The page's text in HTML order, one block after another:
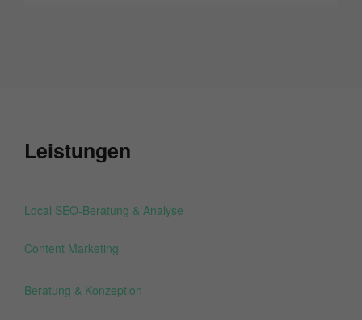
Leistungen
Local SEO-Beratung & Analyse
Content Marketing
Beratung & Konzeption